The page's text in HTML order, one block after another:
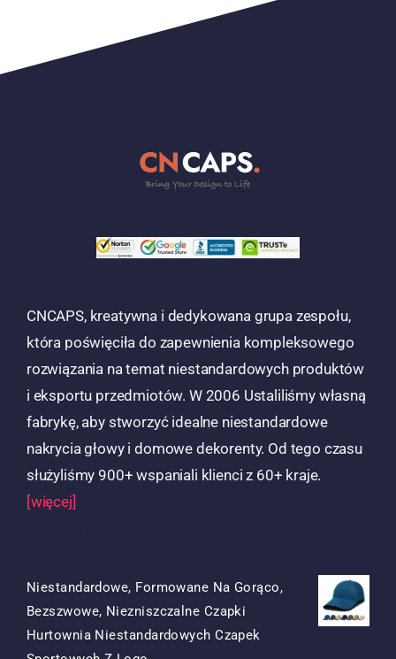
CNCAPS, kreatywna i dedykowana grupa zespołu,
która poświęciła do zapewnienia kompleksowego
rozwiązania na temat niestandardowych produktów
i eksportu przedmiotów. W 2006 Ustaliliśmy własną
fabrykę, aby stworzyć idealne niestandardowe
nakrycia głowy i domowe dekorenty. Od tego czasu
służyliśmy 900+ wspaniali klienci z 60+ kraje.
[więcej]
Niestandardowe, Formowane Na Gorąco,
Bezszwowe, Niezniszczalne Czapki
Hurtownia Niestandardowych Czapek